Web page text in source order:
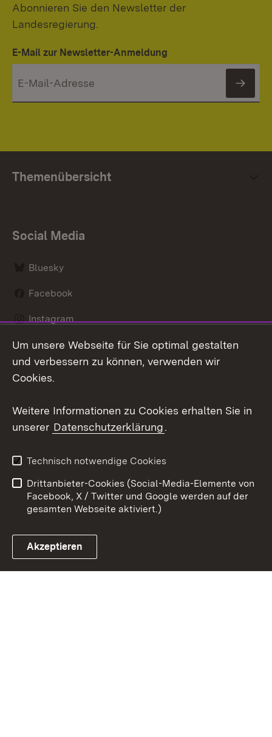
Abonnieren Sie den Newsletter der
Landesregierung.
E-Mail zur Newsletter-Anmeldung
Themenübersicht
Social Media
Bluesky
Facebook
Instagram
LinkedIn
Link zum Landesportal
Datenschutz
Barrierefreiheit
Impressum
Cookies
Um unsere Webseite für Sie optimal gestalten
und verbessern zu können, verwenden wir
Cookies.
Weitere Informationen zu Cookies erhalten Sie in
unserer Datenschutzerklärung.
Technisch notwendige Cookies
Drittanbieter-Cookies (Social-Media-Elemente von
Facebook, X / Twitter und Google werden auf der
gesamten Webseite aktiviert.)
Akzeptieren